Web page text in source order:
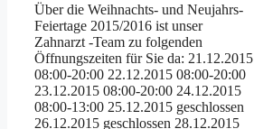
Über die Weihnachts- und Neujahrs-
Feiertage 2015/2016 ist unser
Zahnarzt -Team zu folgenden
Öffnungszeiten für Sie da: 21.12.2015
08:00-20:00 22.12.2015 08:00-20:00
23.12.2015 08:00-20:00 24.12.2015
08:00-13:00 25.12.2015 geschlossen
26.12.2015 geschlossen 28.12.2015